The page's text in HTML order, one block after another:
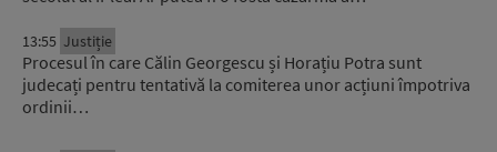
13:55 Justiție
Procesul în care Călin Georgescu și Horațiu Potra sunt
judecați pentru tentativă la comiterea unor acțiuni împotriva
ordinii…